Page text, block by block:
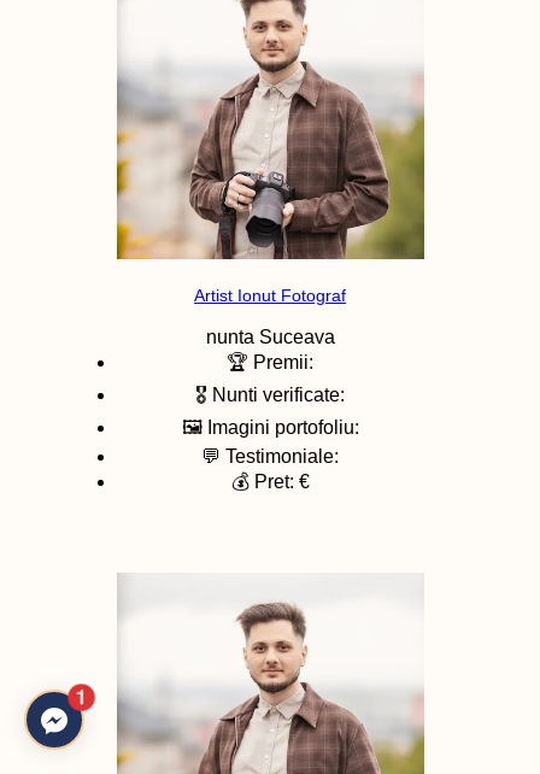
Artist Ionut Fotograf
nunta Suceava
🏆 Premii:
🎖️ Nunti verificate:
🖼️ Imagini portofoliu:
💬 Testimoniale:
💰 Pret: €